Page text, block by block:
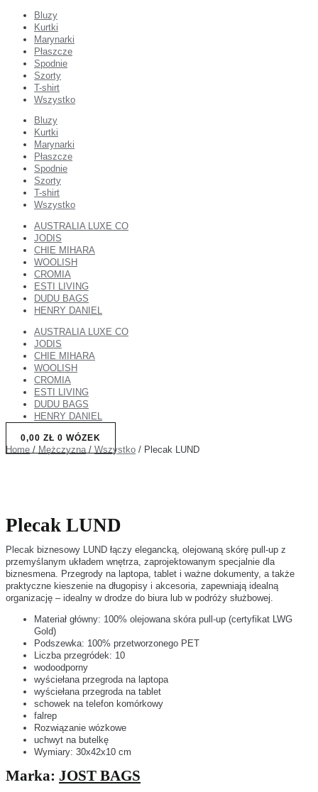
Bluzy
Kurtki
Marynarki
Płaszcze
Spodnie
Szorty
T-shirt
Wszystko
Bluzy
Kurtki
Marynarki
Płaszcze
Spodnie
Szorty
T-shirt
Wszystko
AUSTRALIA LUXE CO
JODIS
CHIE MIHARA
WOOLISH
CROMIA
ESTI LIVING
DUDU BAGS
HENRY DANIEL
AUSTRALIA LUXE CO
JODIS
CHIE MIHARA
WOOLISH
CROMIA
ESTI LIVING
DUDU BAGS
HENRY DANIEL
0,00 ZŁ 0 WÓZEK
Home / Mężczyzna / Wszystko / Plecak LUND
Plecak LUND
Plecak biznesowy LUND łączy elegancką, olejowaną skórę pull-up z
przemyślanym układem wnętrza, zaprojektowanym specjalnie dla
biznesmena. Przegrody na laptopa, tablet i ważne dokumenty, a także
praktyczne kieszenie na długopisy i akcesoria, zapewniają idealną
organizację – idealny w drodze do biura lub w podróży służbowej.
Materiał główny: 100% olejowana skóra pull-up (certyfikat LWG
Gold)
Podszewka: 100% przetworzonego PET
Liczba przegródek: 10
wodoodporny
wyściełana przegroda na laptopa
wyściełana przegroda na tablet
schowek na telefon komórkowy
falrep
Rozwiązanie wózkowe
uchwyt na butelkę
Wymiary: 30x42x10 cm
Marka: JOST BAGS